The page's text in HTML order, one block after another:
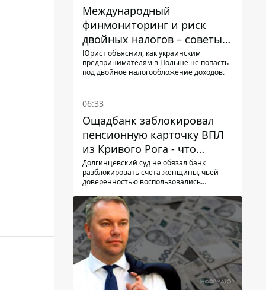
Международный
финмониторинг и риск
двойных налогов – советы
украинцам в Польше
Юрист объяснил, как украинским
предпринимателям в Польше не попасть
под двойное налогообложение доходов.
06:33
Ощадбанк заблокировал
пенсионную карточку ВПЛ
из Кривого Рога - что
решил суд
Долгинцевский суд не обязал банк
разблокировать счета женщины, чьей
доверенностью воспользовались